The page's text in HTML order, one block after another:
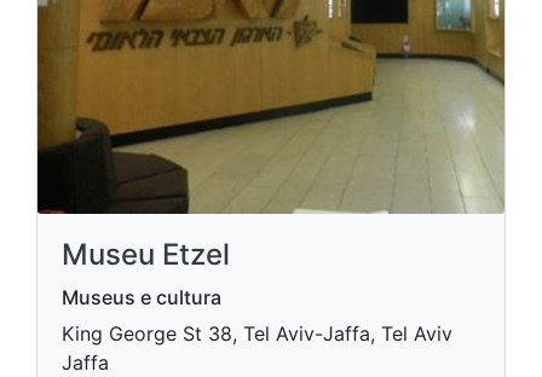
Museu Etzel
Museus e cultura
King George St 38, Tel Aviv-Jaffa, Tel Aviv
Jaffa